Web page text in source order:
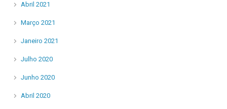
Abril 2021
Março 2021
Janeiro 2021
Julho 2020
Junho 2020
Abril 2020